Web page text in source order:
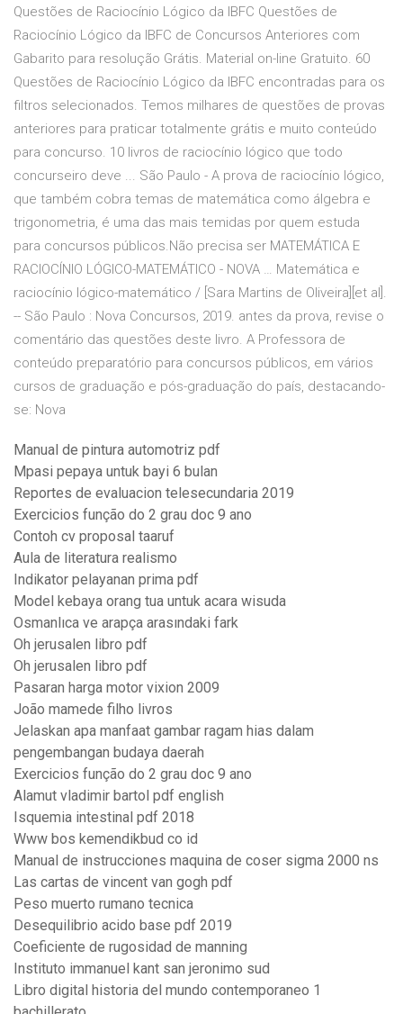
Questões de Raciocínio Lógico da IBFC Questões de
Raciocínio Lógico da IBFC de Concursos Anteriores com
Gabarito para resolução Grátis. Material on-line Gratuito. 60
Questões de Raciocínio Lógico da IBFC encontradas para os
filtros selecionados. Temos milhares de questões de provas
anteriores para praticar totalmente grátis e muito conteúdo
para concurso. 10 livros de raciocínio lógico que todo
concurseiro deve ... São Paulo - A prova de raciocínio lógico,
que também cobra temas de matemática como álgebra e
trigonometria, é uma das mais temidas por quem estuda
para concursos públicos.Não precisa ser MATEMÁTICA E
RACIOCÍNIO LÓGICO-MATEMÁTICO - NOVA … Matemática e
raciocínio lógico-matemático / [Sara Martins de Oliveira][et al].
-- São Paulo : Nova Concursos, 2019. antes da prova, revise o
comentário das questões deste livro. A Professora de
conteúdo preparatório para concursos públicos, em vários
cursos de graduação e pós-graduação do país, destacando-
se: Nova
Manual de pintura automotriz pdf
Mpasi pepaya untuk bayi 6 bulan
Reportes de evaluacion telesecundaria 2019
Exercicios função do 2 grau doc 9 ano
Contoh cv proposal taaruf
Aula de literatura realismo
Indikator pelayanan prima pdf
Model kebaya orang tua untuk acara wisuda
Osmanlıca ve arapça arasındaki fark
Oh jerusalen libro pdf
Oh jerusalen libro pdf
Pasaran harga motor vixion 2009
João mamede filho livros
Jelaskan apa manfaat gambar ragam hias dalam
pengembangan budaya daerah
Exercicios função do 2 grau doc 9 ano
Alamut vladimir bartol pdf english
Isquemia intestinal pdf 2018
Www bos kemendikbud co id
Manual de instrucciones maquina de coser sigma 2000 ns
Las cartas de vincent van gogh pdf
Peso muerto rumano tecnica
Desequilibrio acido base pdf 2019
Coeficiente de rugosidad de manning
Instituto immanuel kant san jeronimo sud
Libro digital historia del mundo contemporaneo 1